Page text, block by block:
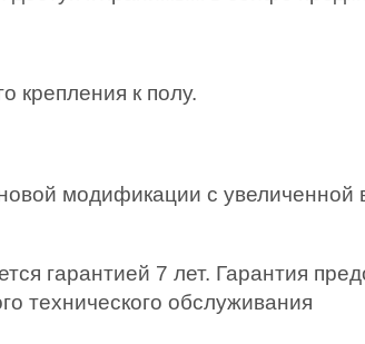
крепления к полу.
модификации с увеличенной
гарантией 7 лет. Гарантия
технического обслуживания